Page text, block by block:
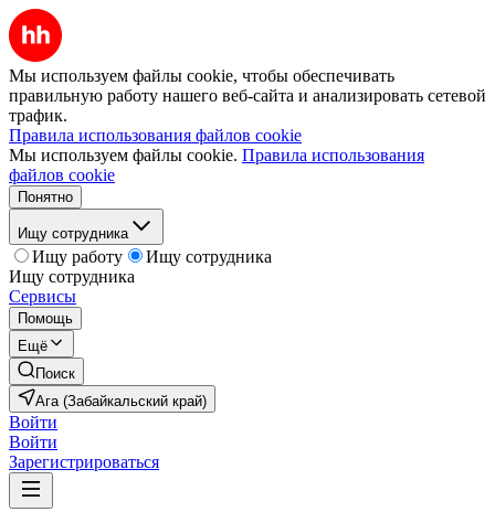
Мы используем файлы cookie, чтобы обеспечивать
правильную работу нашего веб-сайта и анализировать сетевой
трафик.
Правила использования файлов cookie
Мы используем файлы cookie. Правила использования
файлов cookie
Понятно
Ищу сотрудника
Ищу работу
Ищу сотрудника
Ищу сотрудника
Сервисы
Помощь
Ещё
Поиск
Ага (Забайкальский край)
Войти
Войти
Зарегистрироваться